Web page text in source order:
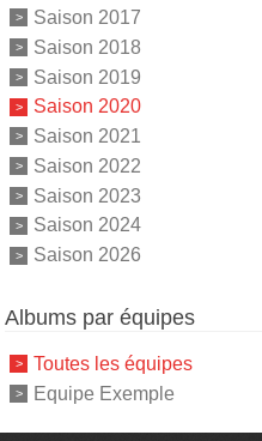
Saison 2017
Saison 2018
Saison 2019
Saison 2020
Saison 2021
Saison 2022
Saison 2023
Saison 2024
Saison 2026
Albums par équipes
Toutes les équipes
Equipe Exemple